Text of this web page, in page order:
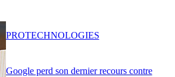
Google perd son dernier recours contre
PROTECHNOLOGIES